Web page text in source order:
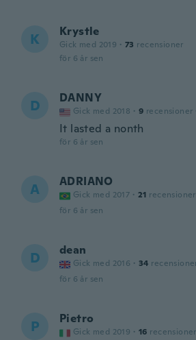
K Krystle
Gick med 2019 · 73 recensioner
för 6 år sen
D DANNY
Gick med 2018 · 9 recensioner
It lasted a nonth
för 6 år sen
A ADRIANO
Gick med 2017 · 21 recensioner
för 6 år sen
D dean
Gick med 2016 · 34
för 6 år sen
P Pietro
Gick med 2019 · 16 recensioner